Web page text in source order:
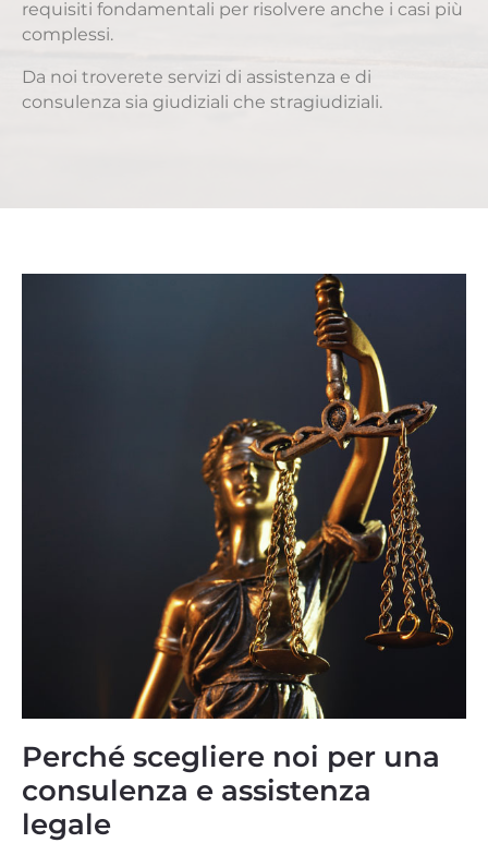
requisiti fondamentali per risolvere anche i casi più
complessi.
Da noi troverete servizi di assistenza e di
consulenza sia giudiziali che stragiudiziali.
Perché scegliere noi per una
consulenza e assistenza
legale